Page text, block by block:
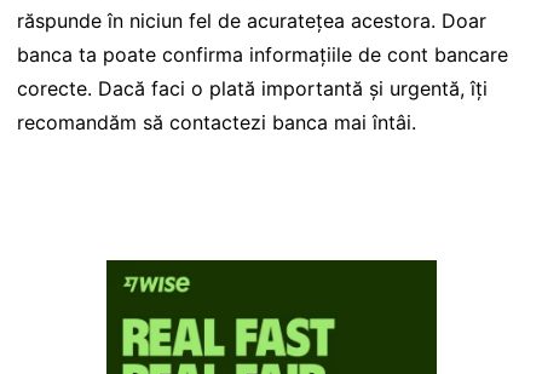
răspunde în niciun fel de acuratețea acestora. Doar
banca ta poate confirma informațiile de cont bancare
corecte. Dacă faci o plată importantă și urgentă, îți
recomandăm să contactezi banca mai întâi.